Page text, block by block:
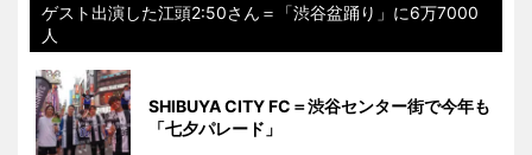
ゲスト出演した江頭2:50さん＝「渋谷盆踊り」に6万7000
人
SHIBUYA CITY FC＝渋谷センター街で今年も
「七夕パレード」